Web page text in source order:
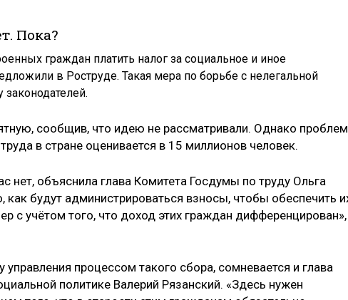
Пока?
граждан платить налог за социальное и иное
в Роструде. Такая мера по борьбе с нелегальной
сообщив, что идею не рассматривали. Однако
в стране оценивается в 15 миллионов человек.
нет, объяснила глава Комитета Госдумы по труду Ольга
как будут администрироваться взносы, чтобы обеспечить
с учётом того, что доход этих граждан
процессом такого сбора, сомневается и глава
политике Валерий Рязанский. «Здесь нужен